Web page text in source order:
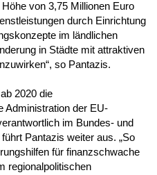
von 3,75 Millionen Euro
durch Einrichtung
im ländlichen
in Städte mit attraktiven
so Pantazis.
2020 die
Administration der EU-
im Bundes- und
Pantazis weiter aus. „So
für finanzschwache
regionalpolitischen